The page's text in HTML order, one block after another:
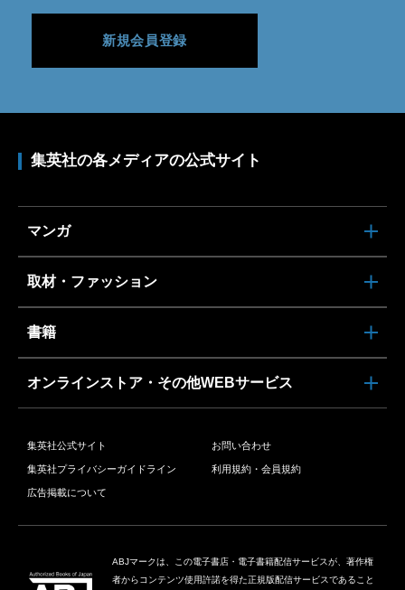
新規会員登録
集英社の各メディアの公式サイト
マンガ
取材・ファッション
書籍
オンラインストア・その他WEBサービス
集英社公式サイト お問い合わせ
集英社プライバシーガイドライン 利用規約・会員規約
広告掲載について
ABJマークは、この電子書店・電子書籍配信サービスが、著作権
者からコンテンツ使用許諾を得た正規版配信サービスであること